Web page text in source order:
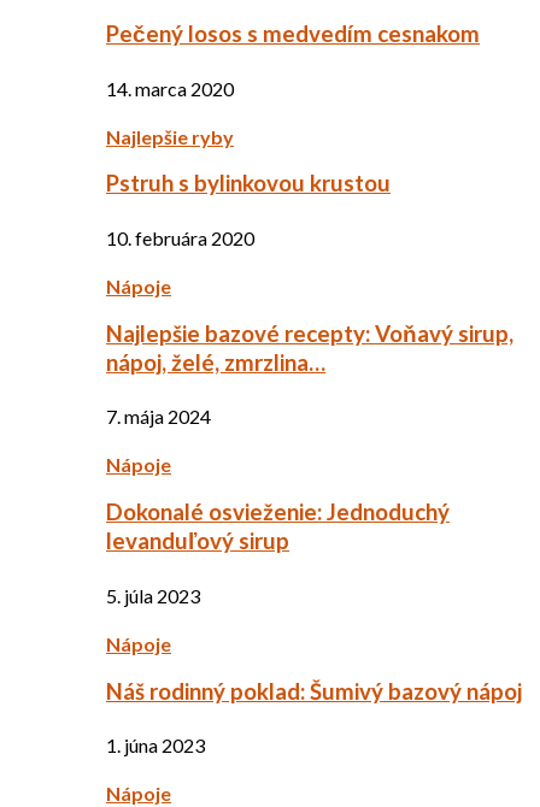
Pečený losos s medvedím cesnakom
14. marca 2020
Najlepšie ryby
Pstruh s bylinkovou krustou
10. februára 2020
Nápoje
Najlepšie bazové recepty: Voňavý sirup,
nápoj, želé, zmrzlina…
7. mája 2024
Nápoje
Dokonalé osvieženie: Jednoduchý
levanduľový sirup
5. júla 2023
Nápoje
Náš rodinný poklad: Šumivý bazový nápoj
1. júna 2023
Nápoje